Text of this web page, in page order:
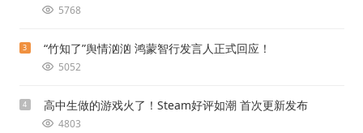
5768
3 “竹知了”舆情汹汹 鸿蒙智行发言人正式回应！
5052
4 高中生做的游戏火了！Steam好评如潮 首次更新发布
4803